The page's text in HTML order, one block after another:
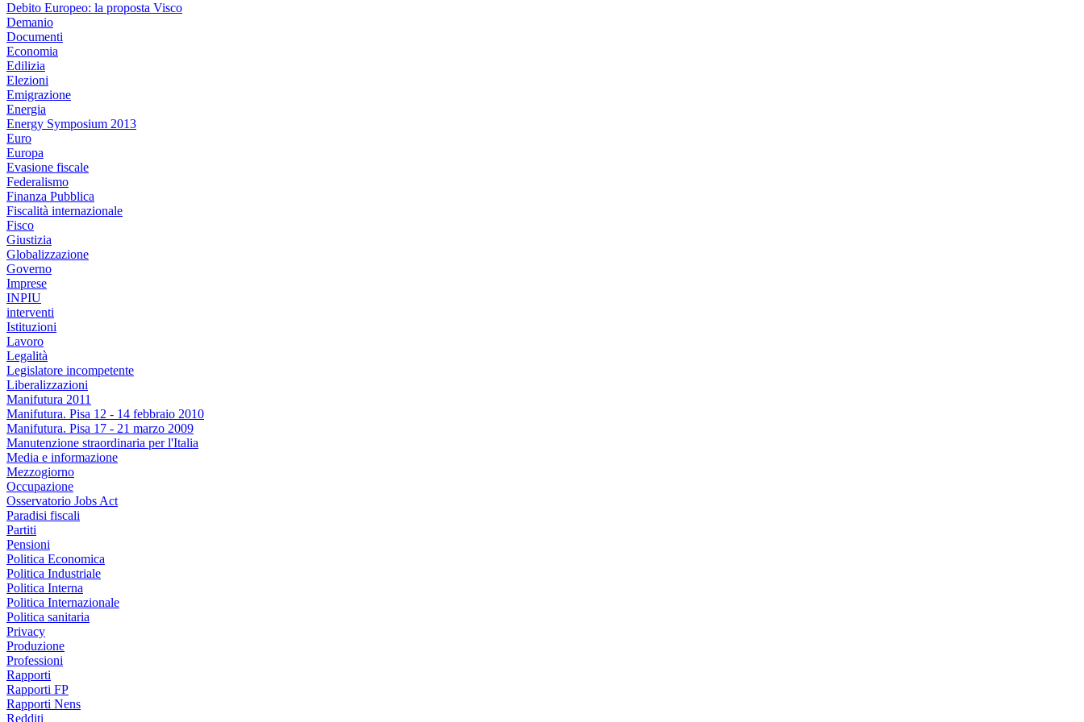
Debito Europeo: la proposta Visco
Demanio
Documenti
Economia
Edilizia
Elezioni
Emigrazione
Energia
Energy Symposium 2013
Euro
Europa
Evasione fiscale
Federalismo
Finanza Pubblica
Fiscalità internazionale
Fisco
Giustizia
Globalizzazione
Governo
Imprese
INPIU
interventi
Istituzioni
Lavoro
Legalità
Legislatore incompetente
Liberalizzazioni
Manifutura 2011
Manifutura. Pisa 12 - 14 febbraio 2010
Manifutura. Pisa 17 - 21 marzo 2009
Manutenzione straordinaria per l'Italia
Media e informazione
Mezzogiorno
Occupazione
Osservatorio Jobs Act
Paradisi fiscali
Partiti
Pensioni
Politica Economica
Politica Industriale
Politica Interna
Politica Internazionale
Politica sanitaria
Privacy
Produzione
Professioni
Rapporti
Rapporti FP
Rapporti Nens
Redditi